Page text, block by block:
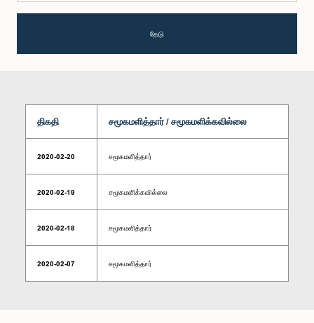
தேடு
திகதி சமூகமளித்தார் / சமூகமளிக்கவில்லை
2020-02-20 சமூகமளித்தார்
2020-02-19 சமூகமளிக்கவில்லை
2020-02-18 சமூகமளித்தார்
2020-02-07 சமூகமளித்தார்